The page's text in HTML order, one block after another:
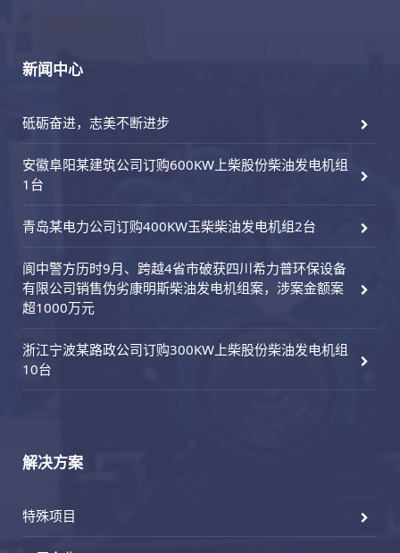
新闻中心
砥砺奋进，志美不断进步
安徽阜阳某建筑公司订购600KW上柴股份柴油发电机组
1台
青岛某电力公司订购400KW玉柴柴油发电机组2台
阆中警方历时9月、跨越4省市破获四川希力普环保设备
有限公司销售伪劣康明斯柴油发电机组案，涉案金额案
超1000万元
浙江宁波某路政公司订购300KW上柴股份柴油发电机组
10台
解决方案
特殊项目